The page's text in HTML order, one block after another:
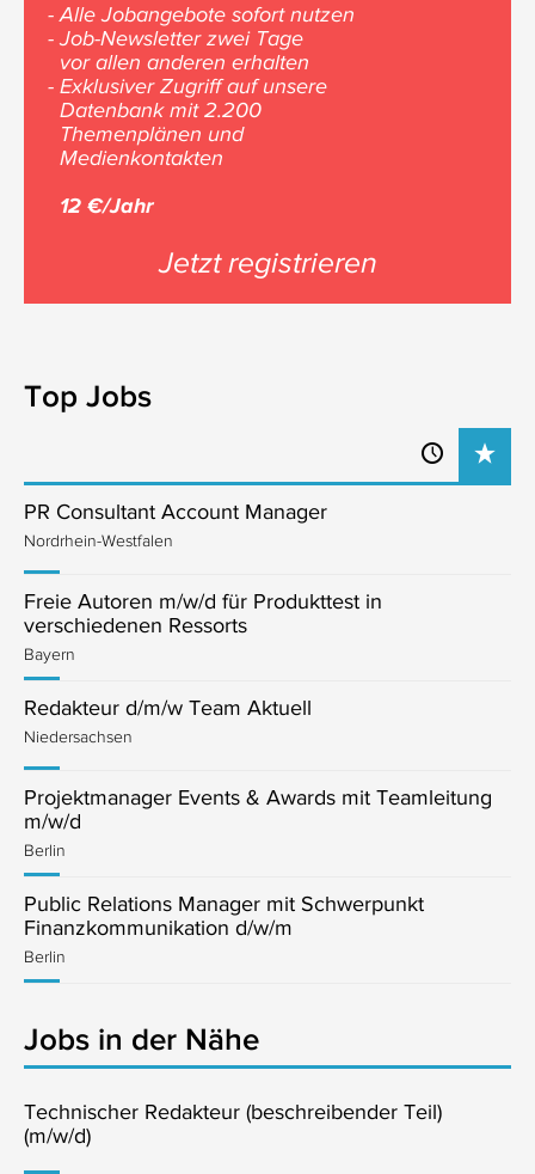
- Alle Jobangebote sofort nutzen
- Job-Newsletter zwei Tage
vor allen anderen erhalten
- Exklusiver Zugriff auf unsere
Datenbank mit 2.200
Themenplänen und
Medienkontakten
12 €/Jahr
Jetzt registrieren
Top Jobs
PR Consultant Account Manager
Nordrhein-Westfalen
Freie Autoren m/w/d für Produkttest in
verschiedenen Ressorts
Bayern
Redakteur d/m/w Team Aktuell
Niedersachsen
Projektmanager Events & Awards mit Teamleitung
m/w/d
Berlin
Public Relations Manager mit Schwerpunkt
Finanzkommunikation d/w/m
Berlin
Jobs in der Nähe
Technischer Redakteur (beschreibender Teil)
(m/w/d)